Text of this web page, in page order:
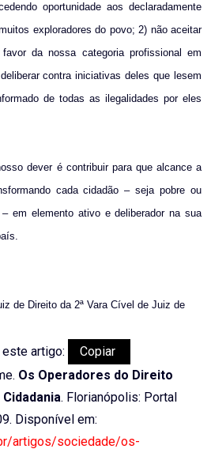
oportunidade aos declaradamente
exploradores do povo; 2) não aceitar
da nossa categoria profissional em
contra iniciativas deles que lesem
de todas as ilegalidades por eles
dever é contribuir para que alcance a
cada cidadão – seja pobre ou
em elemento ativo e deliberador na sua
de Direito da 2ª Vara Cível de Juiz de
artigo:
Copiar
Os Operadores do Direito
. Florianópolis: Portal
Disponível em:
artigos/sociedade/os-